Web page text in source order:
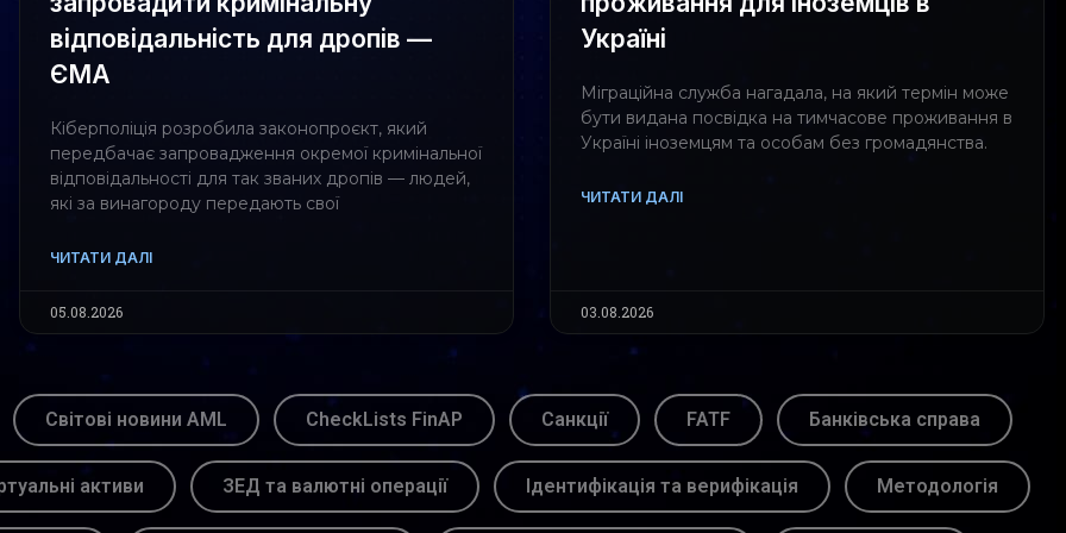
відповідальність для дропів —
ЄМА
Кіберполіція розробила законопроєкт, який
передбачає запровадження окремої кримінальної
відповідальності для так званих дропів — людей,
які за винагороду передають свої
ЧИТАТИ ДАЛІ
05.08.2026
Україні
Міграційна служба нагадала, на який термін може
бути видана посвідка на тимчасове проживання в
Україні іноземцям та особам без громадянства.
ЧИТАТИ ДАЛІ
03.08.2026
Світові новини AML CheckLists FinAP Санкції FATF Банківська справа
активи ЗЕД та валютні операції Ідентифікація та верифікація Методологія